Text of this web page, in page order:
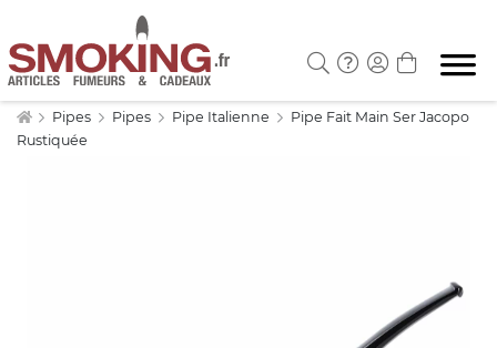
Pipes Pipes Pipe Italienne
Pipe Fait Main Ser Jacopo
Rustiquée